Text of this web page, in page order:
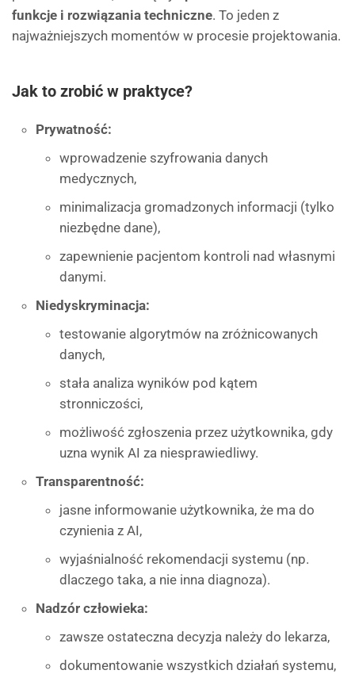
funkcje i rozwiązania techniczne. To jeden z
najważniejszych momentów w procesie projektowania.
Jak to zrobić w praktyce?
Prywatność:
wprowadzenie szyfrowania danych
medycznych,
minimalizacja gromadzonych informacji (tylko
niezbędne dane),
zapewnienie pacjentom kontroli nad własnymi
danymi.
Niedyskryminacja:
testowanie algorytmów na zróżnicowanych
danych,
stała analiza wyników pod kątem
stronniczości,
możliwość zgłoszenia przez użytkownika, gdy
uzna wynik AI za niesprawiedliwy.
Transparentność:
jasne informowanie użytkownika, że ma do
czynienia z AI,
wyjaśnialność rekomendacji systemu (np.
dlaczego taka, a nie inna diagnoza).
Nadzór człowieka:
zawsze ostateczna decyzja należy do lekarza,
dokumentowanie wszystkich działań systemu,